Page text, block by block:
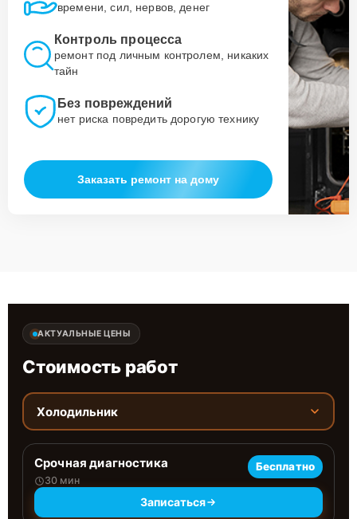
времени, сил, нервов, денег
Контроль процесса
ремонт под личным контролем, никаких
тайн
Без повреждений
нет риска повредить дорогую технику
Заказать ремонт на дому
АКТУАЛЬНЫЕ ЦЕНЫ
Стоимость работ
Холодильник
Срочная диагностика
30 мин
Бесплатно
Записаться